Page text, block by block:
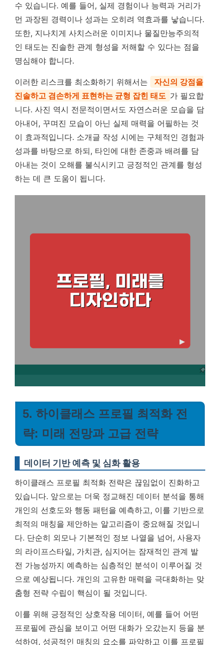
수 있습니다. 예를 들어, 실제 경험이나 능력과 거리가
먼 과장된 경력이나 성과는 오히려 역효과를 낳습니다.
또한, 지나치게 사치스러운 이미지나 물질만능주의적
인 태도는 진솔한 관계 형성을 저해할 수 있다는 점을
명심해야 합니다.
이러한 리스크를 최소화하기 위해서는
자신의 강점을
진솔하고 겸손하게 표현하는 균형 잡힌 태도 가 필요합
니다. 사진 역시 전문적이면서도 자연스러운 모습을 담
아내어, 꾸며진 모습이 아닌 실제 매력을 어필하는 것
이 효과적입니다. 소개글 작성 시에는 구체적인 경험과
성과를 바탕으로 하되, 타인에 대한 존중과 배려를 담
아내는 것이 오해를 불식시키고 긍정적인 관계를 형성
하는 데 큰 도움이 됩니다.
5. 하이클래스 프로필 최적화 전
략: 미래 전망과 고급 전략
데이터 기반 예측 및 심화 활용
하이클래스 프로필 최적화 전략은 끊임없이 진화하고
있습니다. 앞으로는 더욱 정교해진 데이터 분석을 통해
개인의 선호도와 행동 패턴을 예측하고, 이를 기반으로
최적의 매칭을 제안하는 알고리즘이 중요해질 것입니
다. 단순히 외모나 기본적인 정보 나열을 넘어, 사용자
의 라이프스타일, 가치관, 심지어는 잠재적인 관계 발
전 가능성까지 예측하는 심층적인 분석이 이루어질 것
으로 예상됩니다. 개인의 고유한 매력을 극대화하는 맞
춤형 전략 수립이 핵심이 될 것입니다.
이를 위해 긍정적인 상호작용 데이터, 예를 들어 어떤
프로필에 관심을 보이고 어떤 대화가 오갔는지 등을 분
석하여, 성공적인 매칭의 요소를 파악하고 이를 프로필